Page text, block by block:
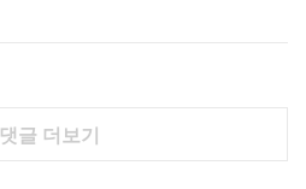
댓글 더보기